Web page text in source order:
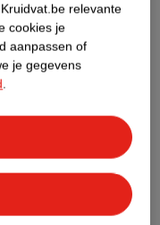
geen Nature
relevante
cookies je
aanpassen of
je gegevens
.